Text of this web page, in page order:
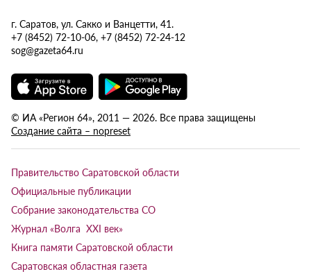
г. Саратов, ул. Сакко и Ванцетти, 41.
+7 (8452) 72-10-06, +7 (8452) 72-24-12
sog@gazeta64.ru
© ИА «Регион 64», 2011 — 2026. Все права защищены
Создание сайта – nopreset
Правительство Саратовской области
Официальные публикации
Собрание законодательства СО
Журнал «Волга XXI век»
Книга памяти Саратовской области
Саратовская областная газета